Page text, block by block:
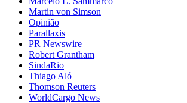
Martin von Simson
Opinião
Parallaxis
PR Newswire
Robert Grantham
SindaRio
Thiago Aló
Thomson Reuters
WorldCargo News